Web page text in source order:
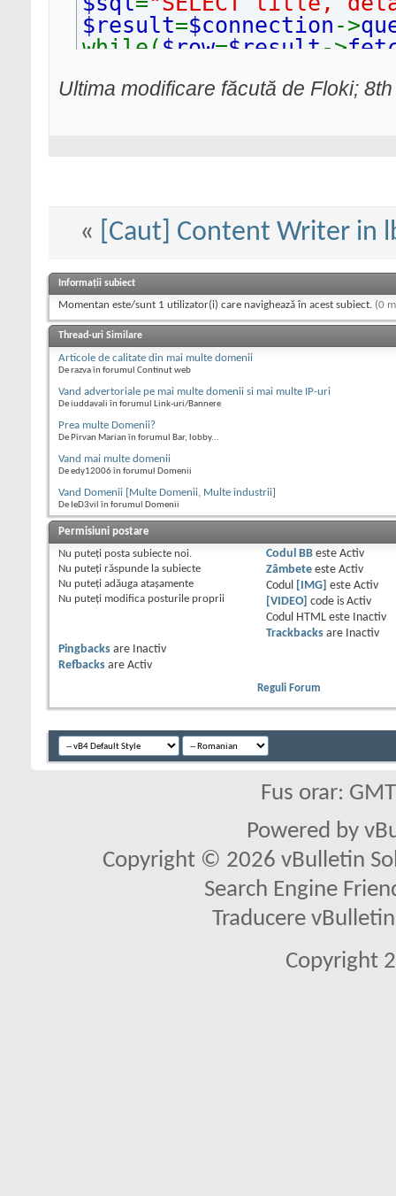
$result=$connection ->
while( $row=$result ->
te)<br />" ;
Ultima modificare făcută de Floki;
« [Caut] Content Writer in
Informații subiect
Momentan este/sunt 1 utilizator(i) care navighează în acest subiect. (0
Thread-uri Similare
Articole de calitate din mai multe domenii
De razva în forumul Continut web
Vand advertoriale pe mai multe domenii si mai multe IP-uri
De iuddavali în forumul Link-uri/Bannere
Prea multe Domenii?
De Pîrvan Marian în forumul Bar, lobby...
Vand mai multe domenii
De edy12006 în forumul Domenii
Vand Domenii [Multe Domenii, Multe industrii]
De IeD3vil în forumul Domenii
Permisiuni postare
Nu puteţi posta subiecte noi.
Nu puteţi răspunde la subiecte
Nu puteţi adăuga ataşamente
Nu puteţi modifica posturile proprii
Codul BBeste Activ
Zâmbeteeste Activ
Codul
[IMG] este Activ
[VIDEO]
code is Activ
Codul HTML este
Inactiv
Trackbacksare
Inactiv
Pingbacks are
Inactiv
Refbacks are Activ
Reguli Forum
Fus orar:
Powered by
Copyright © 2026 vBulletin
Search Engine
Traducere
Copyright